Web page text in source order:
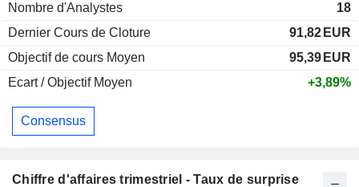
Nombre d'Analystes
18
Dernier Cours de Cloture
91,82 EUR
Objectif de cours Moyen
95,39 EUR
Ecart / Objectif Moyen
+3,89%
Consensus
Chiffre d'affaires trimestriel - Taux de surprise